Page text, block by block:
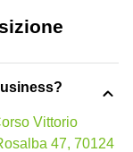
Vittorio
47, 70124